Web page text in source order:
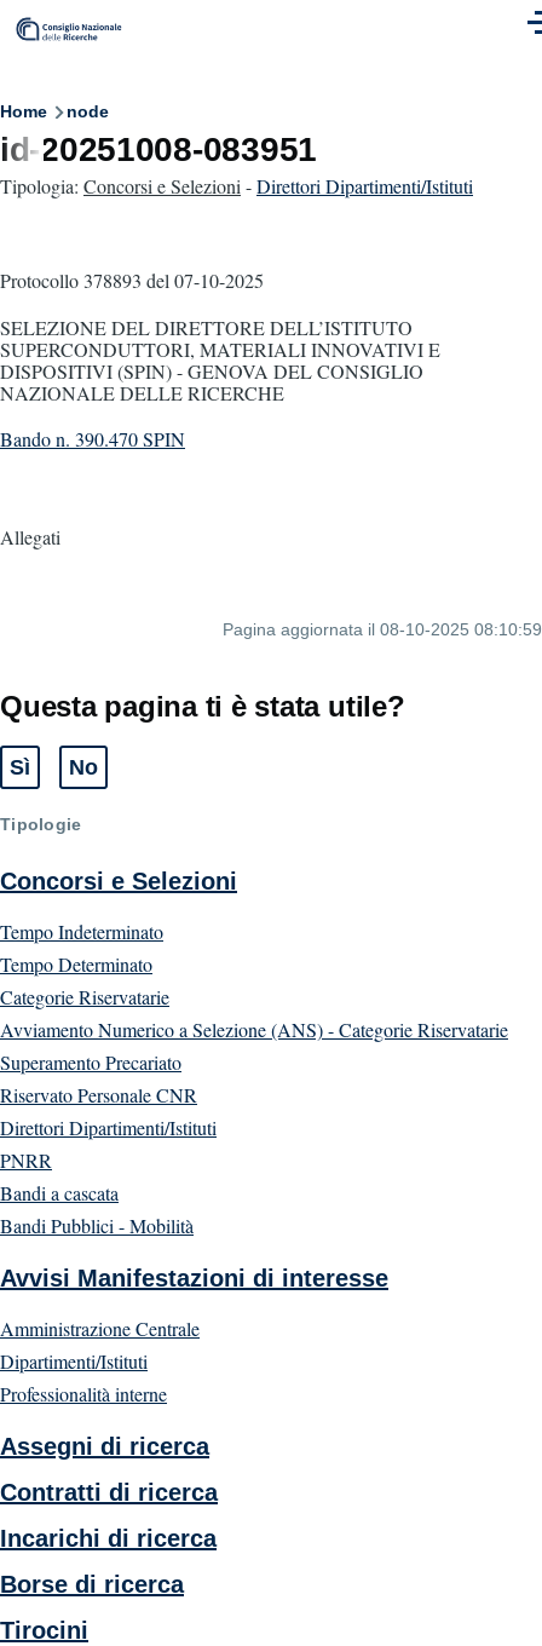
Skip to main content
Breadcrumb
Home node
id-20251008-083951
Tipologia: Concorsi e Selezioni -Direttori Dipartimenti/Istituti
Protocollo 378893 del 07-10-2025
SELEZIONE DEL DIRETTORE DELL’ISTITUTO
SUPERCONDUTTORI, MATERIALI INNOVATIVI E
DISPOSITIVI (SPIN) - GENOVA DEL CONSIGLIO
NAZIONALE DELLE RICERCHE
Bando n. 390.470 SPIN
Allegati
Pagina aggiornata il 08-10-2025 08:10:59
Questa pagina ti è stata utile?
Sì
Tipologie
Concorsi e Selezioni
Tempo Indeterminato
Tempo Determinato
Categorie Riservatarie
Avviamento Numerico a Selezione (ANS) - Categorie Riservatarie
Superamento Precariato
Riservato Personale CNR
Direttori Dipartimenti/Istituti
PNRR
Bandi a cascata
Bandi Pubblici - Mobilità
Avvisi Manifestazioni di interesse
Amministrazione Centrale
Dipartimenti/Istituti
Professionalità interne
Assegni di ricerca
Contratti di ricerca
Incarichi di ricerca
Borse di ricerca
Tirocini